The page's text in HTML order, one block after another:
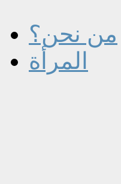
من نحن؟
المرأة